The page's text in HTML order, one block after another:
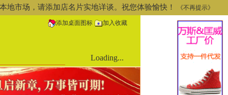
地市场，请添加店名片实地详谈。祝您体验愉快！ 《不再提示》
添加桌面图标 加入收藏
Loading...